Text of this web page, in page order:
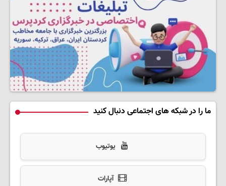
ما را در شبکه های اجتماعی دنبال کنید
یوتیوب
آپارات